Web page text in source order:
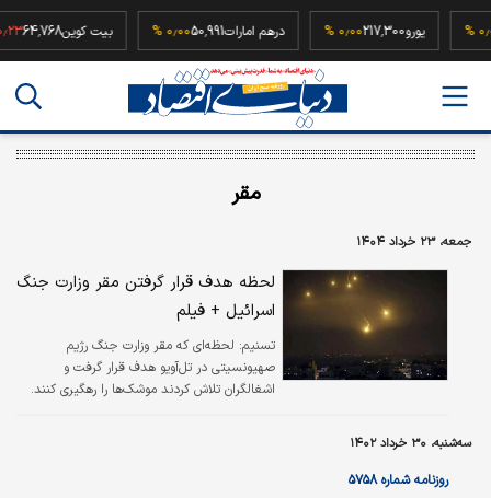
۰٫۰۰ % یورو217,300 ۰٫۰۰ % درهم امارات50,991 ۰٫۰۰ % بیت کوین
مقر
جمعه، ۲۳ خرداد ۱۴۰۴
لحظه هدف قرار گرفتن مقر وزارت جنگ
اسرائیل + فیلم
تسنیم: لحظه‌ای که مقر وزارت جنگ رژیم
صهیونسیتی در تل‌آویو هدف قرار گرفت و
اشغالگران تلاش کردند موشک‌ها را رهگیری کنند.
سه‌شنبه، ۳۰ خرداد ۱۴۰۲
روزنامه شماره ۵۷۵۸